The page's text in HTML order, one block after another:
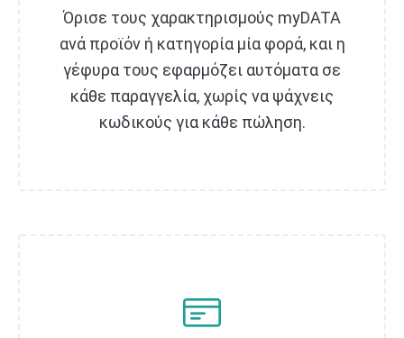
Όρισε τους χαρακτηρισμούς myDATA
ανά προϊόν ή κατηγορία μία φορά, και η
γέφυρα τους εφαρμόζει αυτόματα σε
κάθε παραγγελία, χωρίς να ψάχνεις
κωδικούς για κάθε πώληση.